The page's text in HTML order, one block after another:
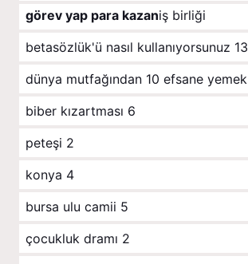
görev yap para kazaniş birliği
betasözlük'ü nasıl kullanıyorsunuz 13
dünya mutfağından 10 efsane yemek
biber kızartması 6
peteşi 2
konya 4
bursa ulu camii 5
çocukluk dramı 2